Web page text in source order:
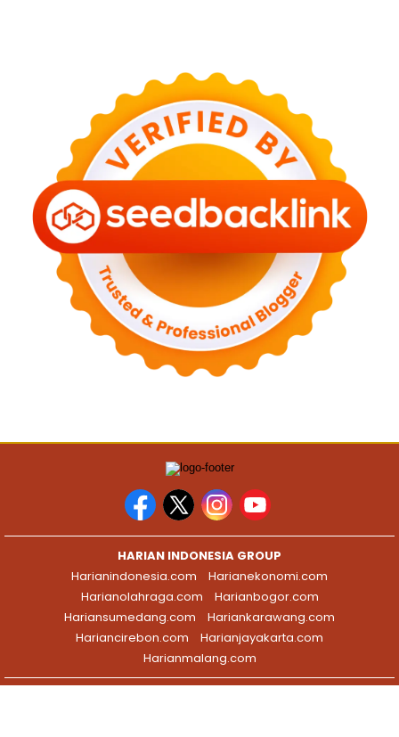
HARIAN INDONESIA GROUP
Harianindonesia.com
Harianekonomi.com
Harianolahraga.com
Harianbogor.com
Hariansumedang.com
Hariankarawang.com
Hariancirebon.com
Harianjayakarta.com
Harianmalang.com